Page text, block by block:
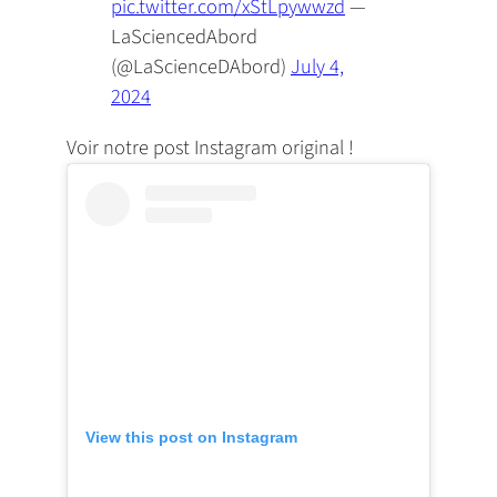
pic.twitter.com/xStLpywwzd—
LaSciencedAbord
(@LaScienceDAbord)July 4,
2024
Voir notre post Instagram original !
View this post on Instagram